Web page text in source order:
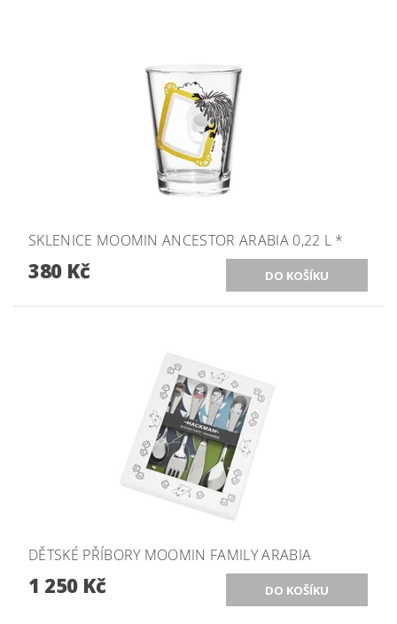
SKLENICE MOOMIN ANCESTOR ARABIA 0,22 L *
380 Kč
DĚTSKÉ PŘÍBORY MOOMIN FAMILY ARABIA
1 250 Kč